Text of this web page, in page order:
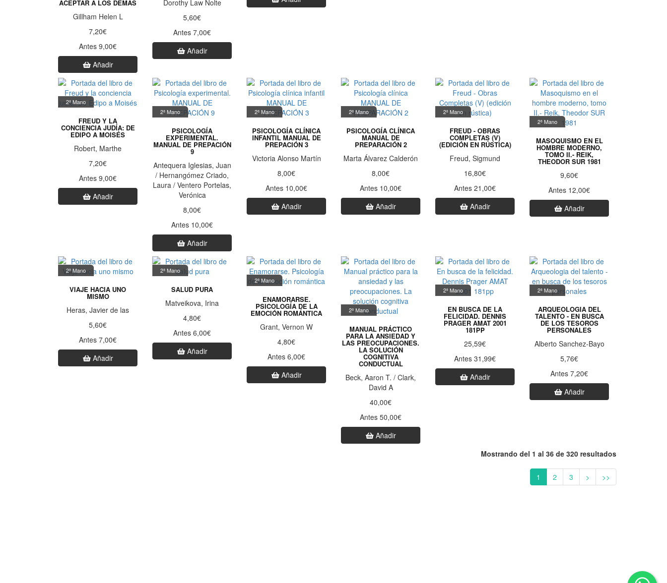
ACEPTAR A LOS DEMÁS
Gillham Helen L
7,20€
Antes 9,00€
Añadir
Dorothy Law Nolte
5,60€
Antes 7,00€
Añadir
2ª Mano
FREUD Y LA
CONCIENCIA JUDÍA: DE
EDIPO A MOISÉS
Robert, Marthe
7,20€
Antes 9,00€
Añadir
2ª Mano
PSICOLOGÍA
EXPERIMENTAL.
MANUAL DE PREPACIÓN
9
Antequera Iglesias, Juan
/ Hernangómez Criado,
Laura / Ventero Portelas,
Verónica
8,00€
Antes 10,00€
Añadir
2ª Mano
PSICOLOGÍA CLÍNICA
INFANTIL MANUAL DE
PREPACIÓN 3
Victoria Alonso Martín
8,00€
Antes 10,00€
Añadir
2ª Mano
PSICOLOGÍA CLÍNICA
MANUAL DE
PREPARACIÓN 2
Marta Álvarez Calderón
8,00€
Antes 10,00€
Añadir
2ª Mano
FREUD - OBRAS
COMPLETAS (V)
(EDICIÓN EN RÚSTICA)
Freud, Sigmund
16,80€
Antes 21,00€
Añadir
2ª Mano
MASOQUISMO EN EL
HOMBRE MODERNO,
TOMO II.- REIK,
THEODOR SUR 1981
9,60€
Antes 12,00€
Añadir
2ª Mano
VIAJE HACIA UNO
MISMO
Heras, Javier de las
5,60€
Antes 7,00€
Añadir
2ª Mano
SALUD PURA
Matveikova, Irina
4,80€
Antes 6,00€
Añadir
2ª Mano
ENAMORARSE.
PSICOLOGÍA DE LA
EMOCIÓN ROMÁNTICA
Grant, Vernon W
4,80€
Antes 6,00€
Añadir
2ª Mano
MANUAL PRÁCTICO
PARA LA ANSIEDAD Y
LAS PREOCUPACIONES.
LA SOLUCIÓN
COGNITIVA
CONDUCTUAL
Beck, Aaron T. / Clark,
David A
40,00€
Antes 50,00€
Añadir
2ª Mano
EN BUSCA DE LA
FELICIDAD. DENNIS
PRAGER AMAT 2001
181PP
25,59€
Antes 31,99€
Añadir
2ª Mano
ARQUEOLOGIA DEL
TALENTO - EN BUSCA
DE LOS TESOROS
PERSONALES
Alberto Sanchez-Bayo
5,76€
Antes 7,20€
Añadir
Mostrando del 1 al 36 de 320 resultados
1 2 3 > >>